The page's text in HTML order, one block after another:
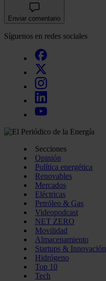
Enviar comentario
Síguenos en redes sociales
Secciones
Opinión
Política energética
Renovables
Mercados
Eléctricas
Petróleo & Gas
Videopodcast
NET ZERO
Movilidad
Almacenamiento
Startups & Innovación
Hidrógeno
Top 10
Tech